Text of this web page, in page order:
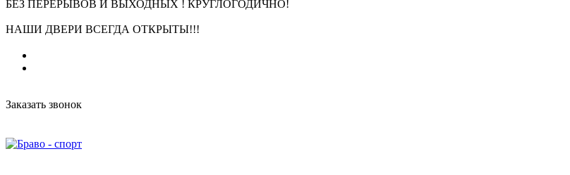
БЕЗ ПЕРЕРЫВОВ И ВЫХОДНЫХ ! КРУГЛОГОДИЧНО!
НАШИ ДВЕРИ ВСЕГДА ОТКРЫТЫ!!!
Заказать звонок